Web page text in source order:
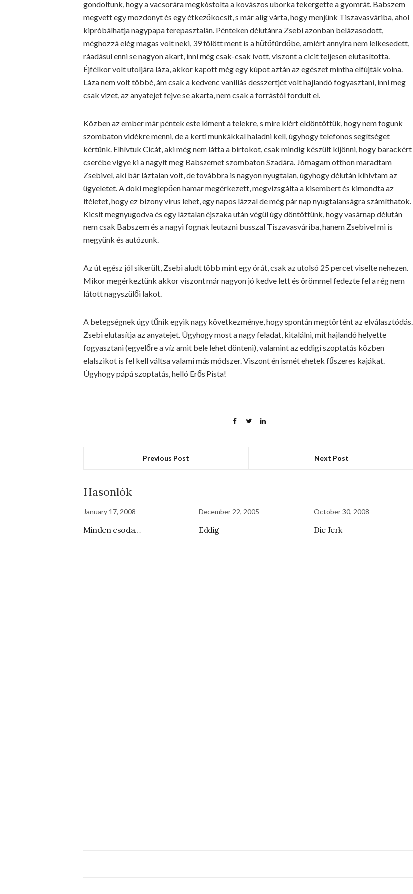
gondoltunk, hogy a vacsorára megkóstolta a kovászos uborka tekergette a gyomrát. Babszem
megvett egy mozdonyt és egy étkezőkocsit, s már alig várta, hogy menjünk Tiszavasváriba, ahol
kipróbálhatja nagypapa terepasztalán. Pénteken délutánra Zsebi azonban belázasodott,
méghozzá elég magas volt neki, 39 fölött ment is a hűtőfürdőbe, amiért annyira nem lelkesedett,
ráadásul enni se nagyon akart, inni még csak-csak ivott, viszont a cicit teljesen elutasította.
Éjfélkor volt utoljára láza, akkor kapott még egy kúpot aztán az egészet mintha elfújták volna.
Láza nem volt többé, ám csak a kedvenc vaníliás desszertjét volt hajlandó fogyasztani, inni meg
csak vizet, az anyatejet fejve se akarta, nem csak a forrástól fordult el.
Közben az ember már péntek este kiment a telekre, s mire kiért eldöntöttük, hogy nem fogunk
szombaton vidékre menni, de a kerti munkákkal haladni kell, úgyhogy telefonos segítséget
kértünk. Elhívtuk Cicát, aki még nem látta a birtokot, csak mindig készült kijönni, hogy barackért
cserébe vigye ki a nagyit meg Babszemet szombaton Szadára. Jómagam otthon maradtam
Zsebivel, aki bár láztalan volt, de továbbra is nagyon nyugtalan, úgyhogy délután kihívtam az
ügyeletet. A doki meglepően hamar megérkezett, megvizsgálta a kisembert és kimondta az
ítéletet, hogy ez bizony vírus lehet, egy napos lázzal de még pár nap nyugtalanságra számíthatok.
Kicsit megnyugodva és egy láztalan éjszaka után végül úgy döntöttünk, hogy vasárnap délután
nem csak Babszem és a nagyi fognak leutazni busszal Tiszavasváriba, hanem Zsebivel mi is
megyünk és autózunk.
Az út egész jól sikerült, Zsebi aludt több mint egy órát, csak az utolsó 25 percet viselte nehezen.
Mikor megérkeztünk akkor viszont már nagyon jó kedve lett és örömmel fedezte fel a rég nem
látott nagyszülői lakot.
A betegségnek úgy tűnik egyik nagy következménye, hogy spontán megtörtént az elválasztódás.
Zsebi elutasítja az anyatejet. Úgyhogy most a nagy feladat, kitalálni, mit hajlandó helyette
fogyasztani (egyelőre a víz amit bele lehet dönteni), valamint az eddigi szoptatás közben
elalszikot is fel kell váltsa valami más módszer. Viszont én ismét ehetek fűszeres kajákat.
Úgyhogy pápá szoptatás, helló Erős Pista!
Previous Post Next Post
Hasonlók
January 17, 2008
Minden csoda…
December 22, 2005
Eddig
October 30, 2008
Die Jerk